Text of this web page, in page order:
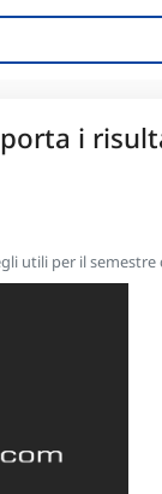
i
utili per il semestre